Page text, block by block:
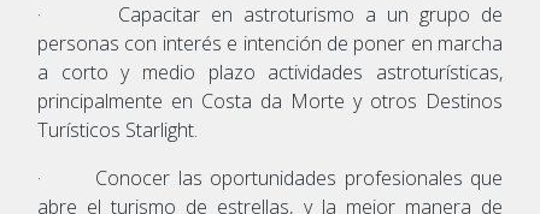
· Capacitar en astroturismo a un grupo de
personas con interés e intención de poner en marcha
a corto y medio plazo actividades astroturísticas,
principalmente en Costa da Morte y otros Destinos
Turísticos Starlight.
· Conocer las oportunidades profesionales que
abre el turismo de estrellas, y la mejor manera de